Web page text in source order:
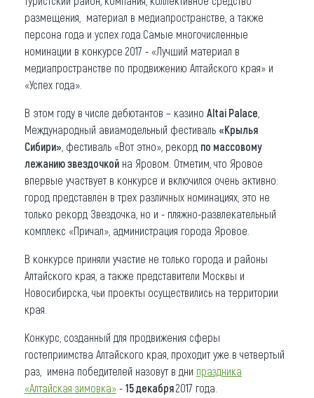
размещения, материал в медиапространстве, а также
персона года и успех года.Самые многочисленные
номинации в конкурсе 2017 - «Лучший материал в
медиапространстве по продвижению Алтайского края» и
«Успех года».
В этом году в числе дебютантов – казино Altai Palace
Международный авиамодельный фестиваль «Крылья
Сибири» , фестиваль «Вот этно», рекорд по массовому
лежанию звездочкой на Яровом. Отметим, что Яровое
впервые участвует в конкурсе и включился очень активно:
город представлен в трех различных номинациях, это не
только рекорд Звездочка, но и - пляжно-развлекательный
комплекс «Причал», администрация города Яровое.
В конкурсе приняли участие не только города и районы
Алтайского края, а также представители Москвы и
Новосибирска, чьи проекты осуществились на территории
края.
Конкурс, созданный для продвижения сферы
гостеприимства Алтайского края, проходит уже в четвертый
раз, имена победителей назовут в дни праздника
«Алтайская зимовка» - 15 декабря2017 года.